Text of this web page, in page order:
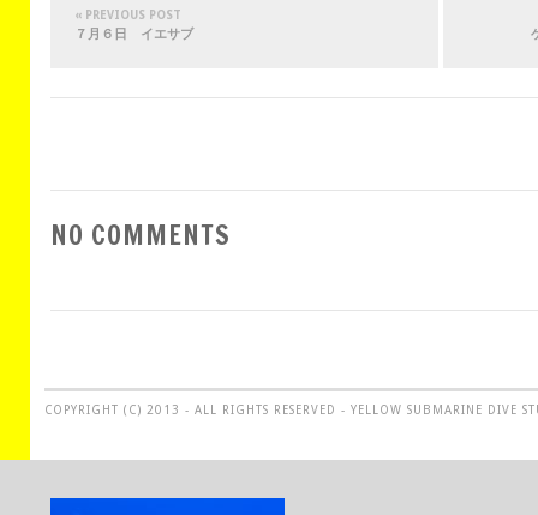
« PREVIOUS POST
７月６日 イエサブ
NO COMMENTS
COPYRIGHT (C) 2013 - ALL RIGHTS RESERVED - YELLOW SUBMARINE DIVE